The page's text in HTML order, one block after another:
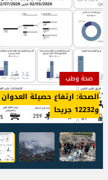
صحة وطب
و12232 جريحا